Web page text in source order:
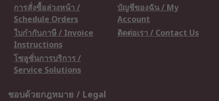
การสั่งซื้อล่วงหน้า /
Schedule Orders
บัญชีของฉัน / My
Account
ใบกำกับภาษี / Invoice
Instructions
ติดต่อเรา / Contact Us
โซลูชั่นการบริการ /
Service Solutions
ชอบด้วยกฎหมาย / Legal